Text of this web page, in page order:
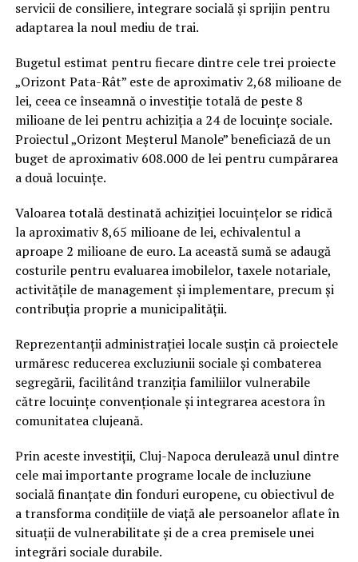
așezărilor informale dinPata Rât.
În paralel, municipalitatea susține că a desfășurat ample
acțiuni de ecologizare în zonă, fiind colectate peste
1.000 de tone de deșeuri.
Strategia aprobată stabilește că achiziția celor
aproximativ 350 de locuințe va fi realizată etapizat în
următorii ani, obiectivul declarat fiind integrarea
beneficiarilor în comunitate și prevenirea reapariției
fenomenului locuirii informale. Totodată,
implementarea proiectului va fi urmărită atent, având
în vedere impactul financiar, social și urbanistic pe care
o investiție de asemenea amploare îl poate avea asupra
municipiului Cluj-Napoca.
info imagine : imagine generativa Ai
Facebook Comments Box
servicii de consiliere, integrare socială și sprijin pentru
adaptarea la noul mediu de trai.
Bugetul estimat pentru fiecare dintre cele trei proiecte
„Orizont Pata-Rât” este de aproximativ 2,68 milioane de
lei, ceea ce înseamnă o investiție totală de peste 8
milioane de lei pentru achiziția a 24 de locuințe sociale.
Proiectul „Orizont Meșterul Manole” beneficiază de un
buget de aproximativ 608.000 de lei pentru cumpărarea
a două locuințe.
Valoarea totală destinată achiziției locuințelor se ridică
la aproximativ 8,65 milioane de lei, echivalentul a
aproape 2 milioane de euro. La această sumă se adaugă
costurile pentru evaluarea imobilelor, taxele notariale,
activitățile de management și implementare, precum și
contribuția proprie a municipalității.
Reprezentanții administrației locale susțin că proiectele
urmăresc reducerea excluziunii sociale și combaterea
segregării, facilitând tranziția familiilor vulnerabile
către locuințe convenționale și integrarea acestora în
comunitatea clujeană.
Prin aceste investiții, Cluj-Napoca derulează unul dintre
cele mai importante programe locale de incluziune
socială finanțate din fonduri europene, cu obiectivul de
a transforma condițiile de viață ale persoanelor aflate în
situații de vulnerabilitate și de a crea premisele unei
integrări sociale durabile.